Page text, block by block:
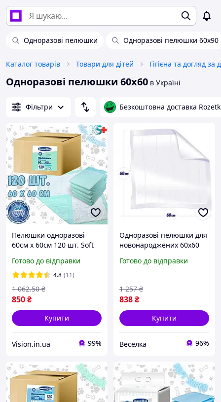
Одноразові пелюшки Одноразові пелюшки 60х90
Каталог товарів Товари для дітей Гігієна та догляд за
Одноразові пелюшки 60х60 в Україні
Фільтри Безкоштовна доставка
Пелюшки одноразові
60см х 60см 120 шт. Soft
Готово до відправки
4.8 (11)
850₴
1 062.50 ₴
Купити
Vision.in.ua 99%
Одноразові пелюшки для
новонароджених 60х60
захисту від протікань
Готово до відправки
838₴
1 257 ₴
Купити
Веселка 96%